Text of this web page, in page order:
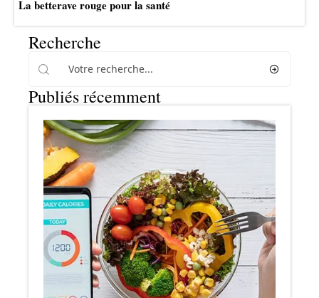
La betterave rouge pour la santé
Recherche
Publiés récemment